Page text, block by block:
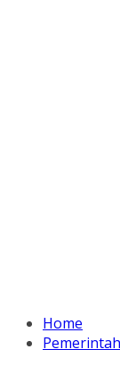
Home